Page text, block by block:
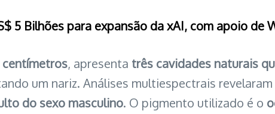
5 Bilhões para expansão da xAI, com apoio de
centímetros, apresenta três cavidades naturais
um nariz. Análises multiespectrais
do sexo masculino. O pigmento utilizado é o